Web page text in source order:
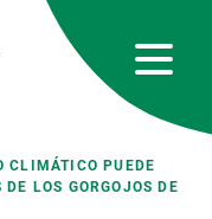
CLIMÁTICO PUEDE
LOS GORGOJOS DE